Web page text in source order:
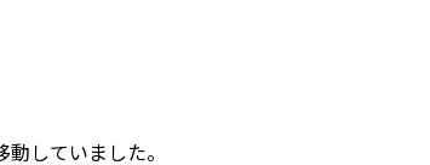
していました。